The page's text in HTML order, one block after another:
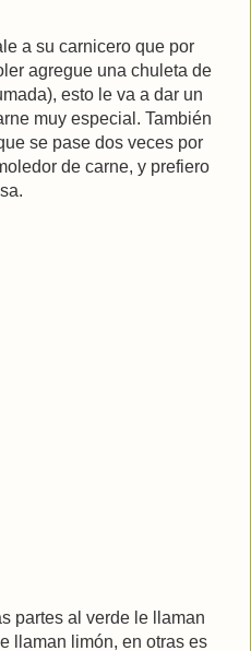
a su carnicero que por
agregue una chuleta de
esto le va a dar un
muy especial. También
se pase dos veces por
de carne, y prefiero
partes al verde le llaman
llaman limón, en otras es